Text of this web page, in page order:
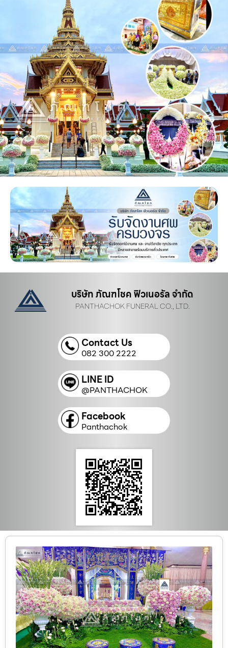
บริษัท ภัณฑโชค ฟิวเนอรัล จำกัด
PANTHACHOK FUNERAL CO., LTD.
Contact Us
082 300 2222
LINE ID
@PANTHACHOK
Facebook
Panthachok